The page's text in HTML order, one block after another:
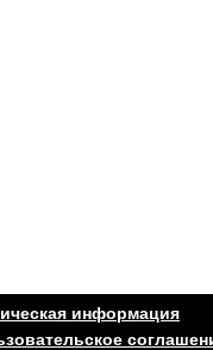
информация